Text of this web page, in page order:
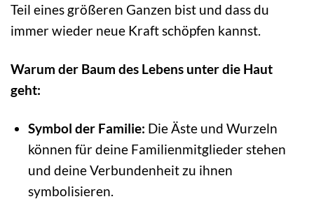
Teil eines größeren Ganzen bist und dass du
immer wieder neue Kraft schöpfen kannst.
Warum der Baum des Lebens unter die Haut
geht:
Symbol der Familie: Die Äste und Wurzeln
können für deine Familienmitglieder stehen
und deine Verbundenheit zu ihnen
symbolisieren.